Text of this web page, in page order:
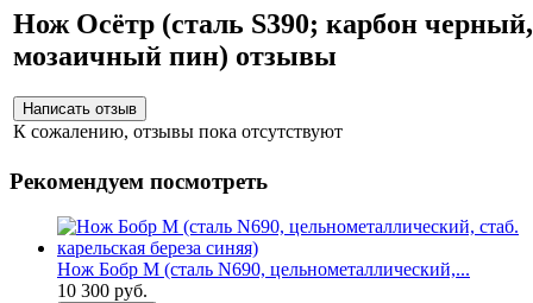
Нож Осётр (сталь S390; карбон черный,
мозаичный пин) отзывы
К сожалению, отзывы пока отсутствуют
Рекомендуем посмотреть
Нож Бобр М (сталь N690, цельнометаллический,...
10 300 руб.